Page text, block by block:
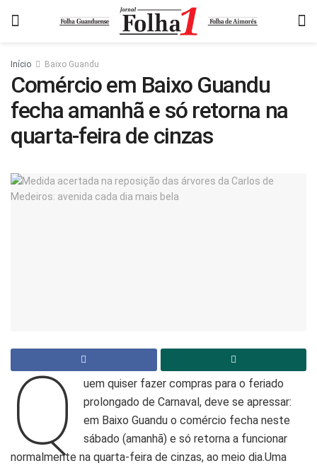
Início Baixo Guandu
Comércio em Baixo Guandu
fecha amanhã e só retorna na
quarta-feira de cinzas
Q
uem quiser fazer compras para o feriado
prolongado de Carnaval, deve se apressar:
em Baixo Guandu o comércio fecha neste
sábado (amanhã) e só retorna a funcionar
normalmente na quarta-feira de cinzas, ao meio dia.Uma